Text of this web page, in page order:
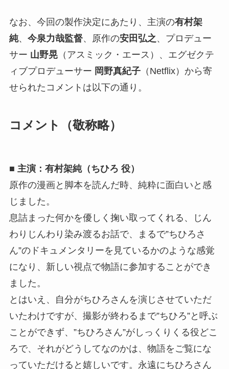
なお、今回の製作決定にあたり、主演の有村架
純、 今泉力哉監督、原作の安田弘之、プロデュー
サー 山野晃（アスミック・エース）、エグゼクテ
ィブプロデューサー 岡野真紀子（Netflix）から寄
せられたコメントは以下の通り。
コメント（敬称略）
■ 主演：有村架純（ちひろ 役）
原作の漫画と脚本を読んだ時、純粋に面白いと感
じました。
息詰まった何かを優しく掬い取ってくれる、じん
わりじんわり染み渡るお話で、まるで”ちひろさ
ん”のドキュメンタリーを見ているかのような感覚
になり、新しい視点で物語に参加することができ
ました。
とはいえ、自分がちひろさんを演じさせていただ
いたわけですが、撮影が終わるまで”ちひろ”と呼ぶ
ことができず、”ちひろさん”がしっくりくる役どこ
ろで、それがどうしてなのかは、物語をご覧にな
っていただけると嬉しいです。永遠にちひろさん